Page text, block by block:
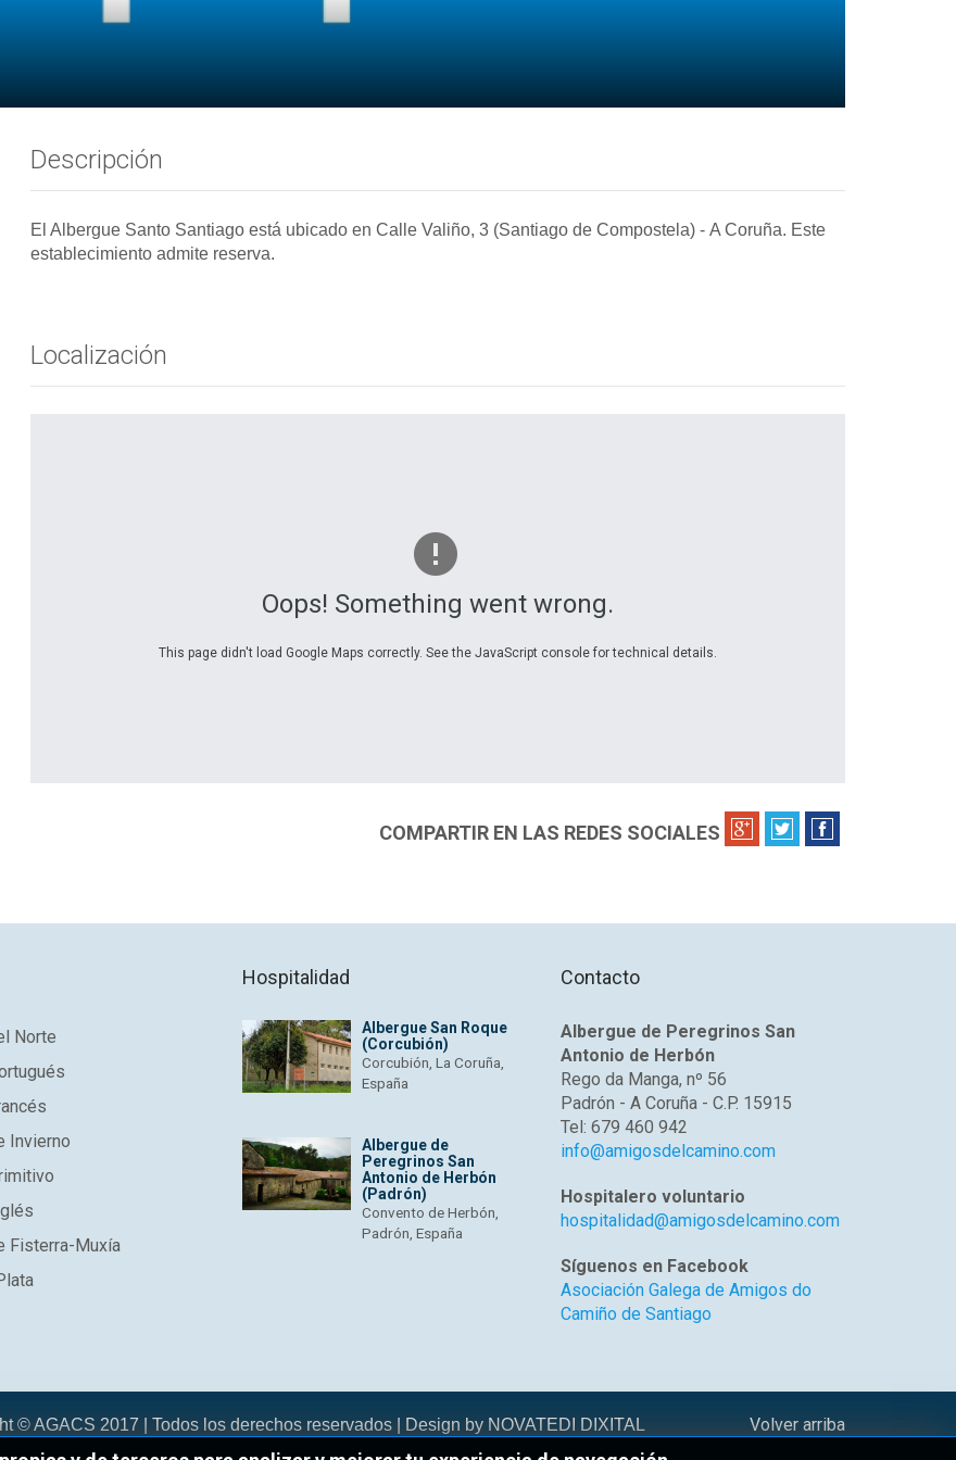
Descripción
El Albergue Santo Santiago está ubicado en Calle Valiño, 3 (Santiago de Compostela) - A Coruña. Este
establecimiento admite reserva.
Localización
Oops! Something went wrong.
This page didn't load Google Maps correctly. See the JavaScript console for technical details.
COMPARTIR EN LAS REDES SOCIALES
Norte
Invierno
Fisterra-Muxía
Hospitalidad
Albergue San Roque
(Corcubión)
Corcubión, La Coruña,
España
Albergue de
Peregrinos San
Antonio de Herbón
(Padrón)
Convento de Herbón,
Padrón, España
Contacto
Albergue de Peregrinos San
Antonio de Herbón
Rego da Manga, nº 56
Padrón - A Coruña - C.P. 15915
Tel: 679 460 942
info@amigosdelcamino.com
Hospitalero voluntario
hospitalidad@amigosdelcamino.com
Síguenos en Facebook
Asociación Galega de Amigos do
Camiño de Santiago
Volver arriba
© AGACS 2017 | Todos los derechos reservados | Design by NOVATEDI DIXITAL